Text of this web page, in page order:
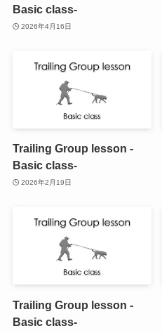
Basic class-
2026年4月16日
Trailing Group lesson -
Basic class-
2026年2月19日
Trailing Group lesson -
Basic class-